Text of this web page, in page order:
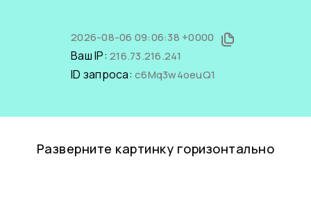
2026-08-06 09:06:38 +0000
Ваш IP: 216.73.216.241
ID запроса: c6Mq3w4oeuQ1
Разверните картинку горизонтально